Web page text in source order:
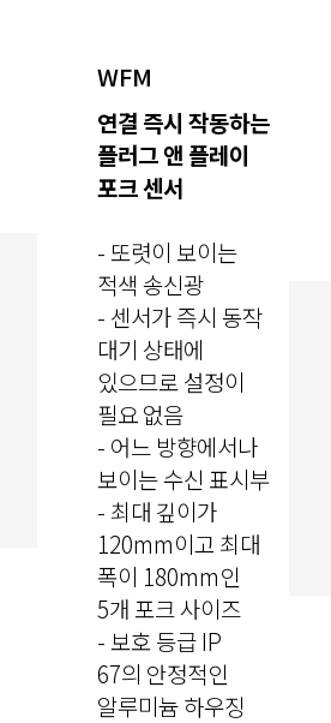
WFM
연결 즉시 작동하는
플러그 앤 플레이
포크 센서
- 또렷이 보이는
적색 송신광
- 센서가 즉시 동작
대기 상태에
있으므로 설정이
필요 없음
- 어느 방향에서나
보이는 수신 표시부
- 최대 깊이가
120mm이고 최대
폭이 180mm인
5개 포크 사이즈
- 보호 등급 IP
67의 안정적인
알루미늄 하우징